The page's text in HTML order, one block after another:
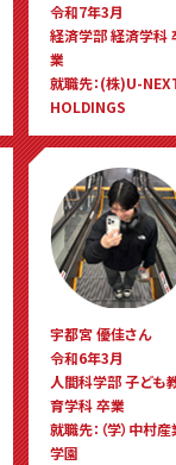
令和7年3月
経済学部 経済学科
業
就職先：(株)U-
HOLDINGS
宇都宮 優佳さん
令和6年3月
人間科学部 子ども
育学科 卒業
就職先：（学）中村産
学園